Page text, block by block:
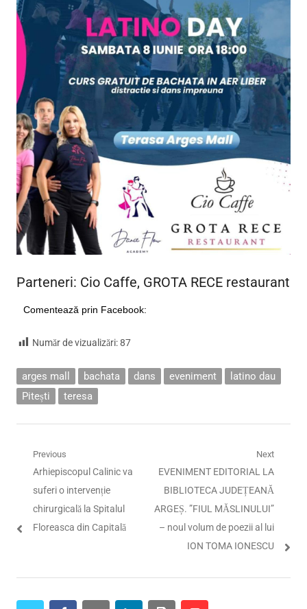
Parteneri: Cio Caffe, GROTA RECE restaurant
Comentează prin Facebook:
Număr de vizualizări:87
arges mall bachata dans eveniment
latino dau
Pitești
teresa
Navigare
articole
Previous
Previous
post:
Arhiepiscopul Calinic va
suferi o intervenție
chirurgicală la Spitalul
Floreasca din Capitală
Next
Next
post:
EVENIMENT EDITORIAL LA
BIBLIOTECA JUDEȚEANĂ
ARGEȘ. ”FIUL MĂSLINULUI”
– noul volum de poezii al lui
ION TOMA IONESCU